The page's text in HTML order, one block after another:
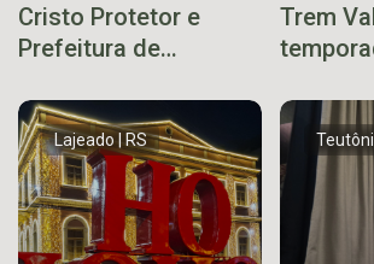
Cristo Protetor e
Prefeitura de
forças para ajudar
vítimas das
enchentes em SC
Trem
Lajeado | RS